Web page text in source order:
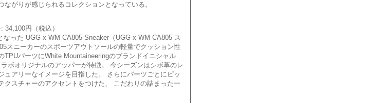
がりが感じられるコレクションとなっている。
円（税込）
った UGG x WM CA805 Sneaker（UGG x WM CA805 ス
スニーカーのスポーツアウトソールの軽量でクッション性
TPUパーツにWhite Mountaineeringのブランドイニシャル
ボオリジナルのアッパーが特徴。 今シーズンはシボ革のレ
ュアリーなイメージを目指した。 さらにパーツごとにピッ
クスチャーのアクセントをつけた、 こだわりの詰まった一